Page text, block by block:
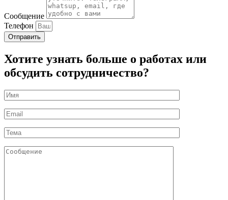
Сообщение
Телефон
Отправить
Хотите узнать больше о работах или
обсудить сотрудничество?